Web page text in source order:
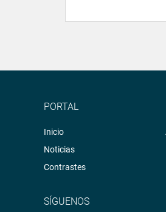
PORTAL
Inicio
Noticias
Contrastes
SÍGUENOS